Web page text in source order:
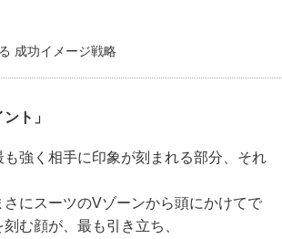
成功イメージ戦略
ト」
強く相手に印象が刻まれる部分、それ
さにスーツのVゾーンから頭にかけてで
む顔が、最も引き立ち、